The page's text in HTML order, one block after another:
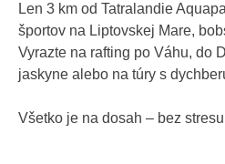
Len 3 km od Tatralandie
športov na Liptovskej Mare,
Vyrazte na rafting po Váhu, do
jaskyne alebo na túry s
Všetko je na dosah – bez